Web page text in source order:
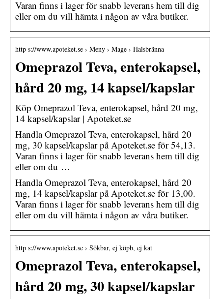
Varan finns i lager för snabb leverans hem till dig
eller om du vill hämta i någon av våra butiker.
http s://www.apoteket.se › Meny › Mage › Halsbränna
Omeprazol Teva, enterokapsel,
hård 20 mg, 14 kapsel/kapslar
Köp Omeprazol Teva, enterokapsel, hård 20 mg,
14 kapsel/kapslar | Apoteket.se
Handla Omeprazol Teva, enterokapsel, hård 20
mg, 30 kapsel/kapslar på Apoteket.se för 54,13.
Varan finns i lager för snabb leverans hem till dig
eller om du …
Handla Omeprazol Teva, enterokapsel, hård 20
mg, 14 kapsel/kapslar på Apoteket.se för 13,00.
Varan finns i lager för snabb leverans hem till dig
eller om du vill hämta i någon av våra butiker.
http s://www.apoteket.se › Sökbar, ej köpb, ej kat
Omeprazol Teva, enterokapsel,
hård 20 mg, 30 kapsel/kapslar